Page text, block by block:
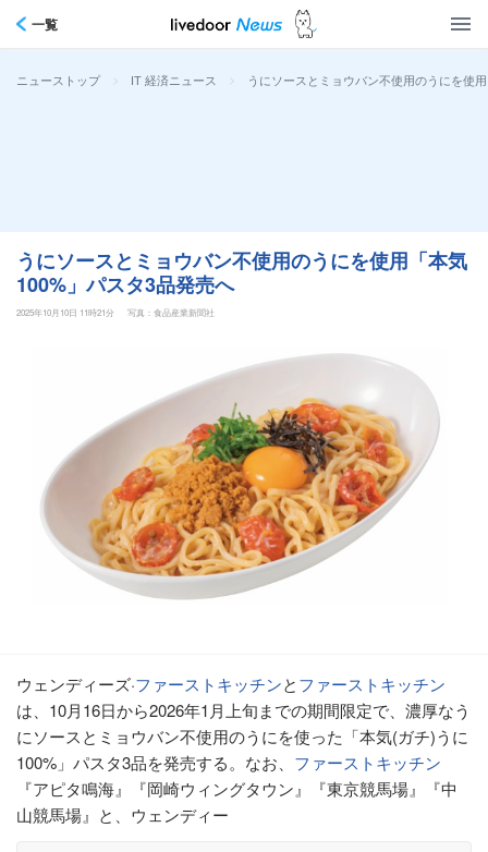
一覧
ニューストップ > IT 経済ニュース > うにソースとミョウバン不使用のうにを使
うにソースとミョウバン不使用のうにを使用「本気
100%」パスタ3品発売へ
2025年10月10日 11時21分 写真：食品産業新聞社
ウェンディーズ·ファーストキッチンとファーストキッチン
は、10月16日から2026年1月上旬までの期間限定で、濃厚なう
にソースとミョウバン不使用のうにを使った「本気(ガチ)うに
100%」パスタ3品を発売する。なお、 ファーストキッチン
『アピタ鳴海』『岡崎ウィングタウン』『東京競馬場』『中
山競馬場』と、ウェンディー